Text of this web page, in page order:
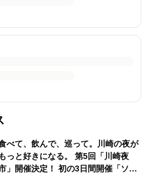
べて、飲んで、巡って。川崎の夜が
もっと好きになる。 第5回「川崎夜
」開催決定！ 初の3日間開催「ソウ